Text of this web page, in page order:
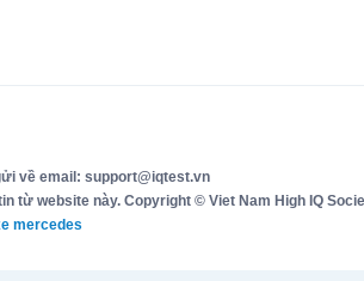
về email: support@iqtest.vn
từ website này. Copyright © Viet Nam High IQ
mercedes